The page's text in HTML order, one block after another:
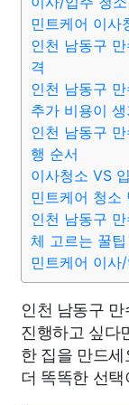
민트케어 이사
인천 남동구
격
인천 남동구
추가 비용이
인천 남동구
행 순서
이사청소 VS
민트케어 청소
인천 남동구
체 고르는 꿀
민트케어 이사
인천 남동구
진행하고 싶다
한 집을 만드
더 똑똑한 선